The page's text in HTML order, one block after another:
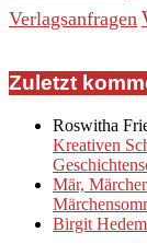
Verlagsanfragen
Zuletzt
Roswitha
Kreativen
Mär,
Birgit